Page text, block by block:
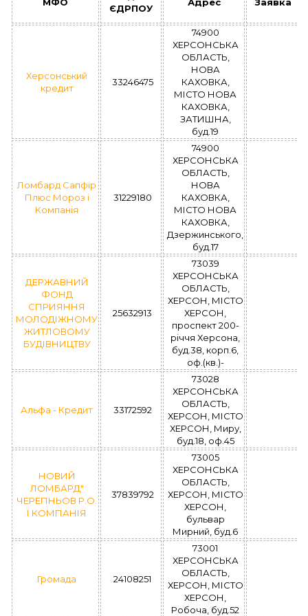
ЄДРПОУ
Херсонський
кредит
33246475
74900
ХЕРСОНСЬКА
ОБЛАСТЬ,
НОВА
КАХОВКА,
МІСТО НОВА
КАХОВКА,
ЗАТИШНА,
буд.19
Ломбард Сапфір
Плюс Мороз і
Компанія
31229180
74900
ХЕРСОНСЬКА
ОБЛАСТЬ,
НОВА
КАХОВКА,
МІСТО НОВА
КАХОВКА,
Дзержинського,
буд.17
ДЕРЖАВНИЙ
ФОНД
СПРИЯННЯ
МОЛОДІЖНОМУ
ЖИТЛОВОМУ
БУДІВНИЦТВУ
25632913
73039
ХЕРСОНСЬКА
ОБЛАСТЬ,
ХЕРСОН, МІСТО
ХЕРСОН,
проспект 200-
річчя Херсона,
буд.38, корп.6,
оф.(кв.)-
Альфа - Кредит 33172592
73028
ХЕРСОНСЬКА
ОБЛАСТЬ,
ХЕРСОН, МІСТО
ХЕРСОН, Миру,
буд.18, оф.45
НОВИЙ
ЛОМБАРД"
ЧЕРЕПНЬОВ Р.О.
І КОМПАНІЯ
37839792
73005
ХЕРСОНСЬКА
ОБЛАСТЬ,
ХЕРСОН, МІСТО
ХЕРСОН,
бульвар
Мирний, буд.6
Громада 24108251
73001
ХЕРСОНСЬКА
ОБЛАСТЬ,
ХЕРСОН, МІСТО
ХЕРСОН,
Робоча, буд.52